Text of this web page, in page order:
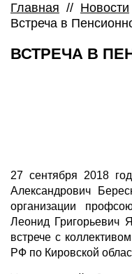
Главная // Новости
Встреча в
ВСТРЕЧА В
27 сентября 2018
Александрович
организации
Леонид Григорьевич
встрече с
РФ по Кировской